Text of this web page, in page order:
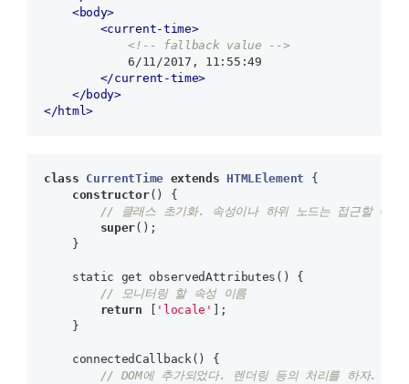
<body>
<current-time>
<!-- fallback value -->
            6/11/2017, 11:55:49
</current-time>
</body>
</html>
class CurrentTime extends HTMLElement
{
constructor() {
// 클래스 초기화. 속성이나 하위 노드는 접근할 수는
super();
    }
    static get observedAttributes() {
// 모니터링 할 속성 이름
return
'locale'
];
    }
    connectedCallback() {
// DOM에 추가되었다. 렌더링 등의 처리를 하자.